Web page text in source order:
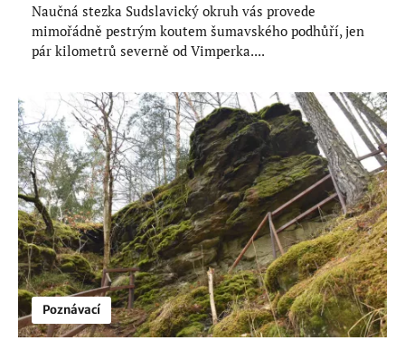
Naučná stezka Sudslavický okruh vás provede
mimořádně pestrým koutem šumavského podhůří, jen
pár kilometrů severně od Vimperka....
Poznávací